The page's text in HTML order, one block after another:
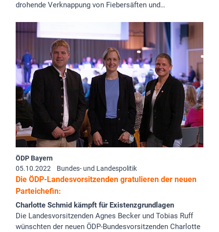
drohende Verknappung von Fiebersäften und…
ÖDP Bayern
05.10.2022
Bundes- und Landespolitik
Die ÖDP-Landesvorsitzenden gratulieren der neuen
Parteichefin:
Charlotte Schmid kämpft für Existenzgrundlagen
Die Landesvorsitzenden Agnes Becker und Tobias Ruff
wünschten der neuen ÖDP-Bundesvorsitzenden Charlotte